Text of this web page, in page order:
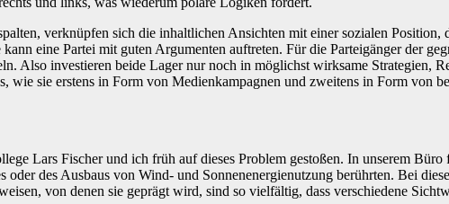
verknüpfen sich die inhaltlichen Ansichten mit einer sozialen
eine Partei mit guten Argumenten auftreten. Für die Parteigänger der
Also investieren beide Lager nur noch in möglichst wirksame Strategien,
wie sie erstens in Form von Medienkampagnen und zweitens in Form von
Lars Fischer und ich früh auf dieses Problem gestoßen. In unserem
des Ausbaus von Wind- und Sonnenenergienutzung berührten. Bei
von denen sie geprägt wird, sind so vielfältig, dass verschiedene